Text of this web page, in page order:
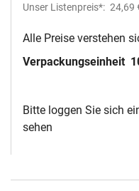
Unser Listenpreis*: 24,69
Alle Preise verstehen
Verpackungseinheit
Bitte loggen Sie sich
sehen